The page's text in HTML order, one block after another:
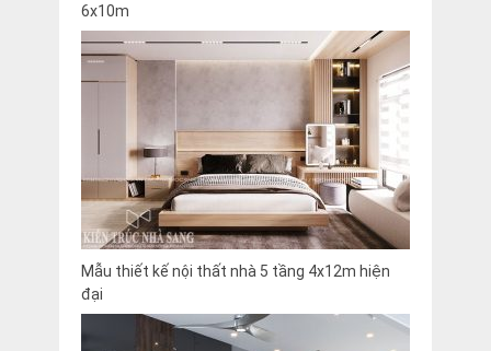
6x10m
Mẫu thiết kế nội thất nhà 5 tầng 4x12m hiện
đại